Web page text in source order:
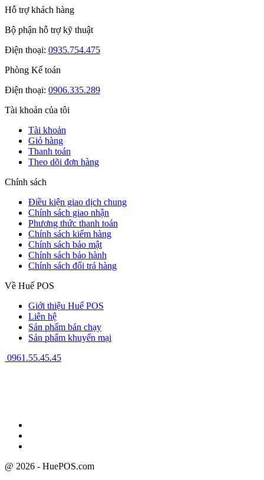
Hỗ trợ khách hàng
Bộ phận hỗ trợ kỹ thuật
Điện thoại: 0935.754.475
Phòng Kế toán
Điện thoại: 0906.335.289
Tài khoản của tôi
Tài khoản
Giỏ hàng
Thanh toán
Theo dõi đơn hàng
Chính sách
Điều kiện giao dịch chung
Chính sách giao nhận
Phương thức thanh toán
Chính sách kiểm hàng
Chính sách bảo mật
Chính sách bảo hành
Chính sách đổi trả hàng
Về Huế POS
Giới thiệu Huế POS
Liên hệ
Sản phẩm bán chạy
Sản phẩm khuyến mại
0961.55.45.45
@ 2026 - HuePOS.com